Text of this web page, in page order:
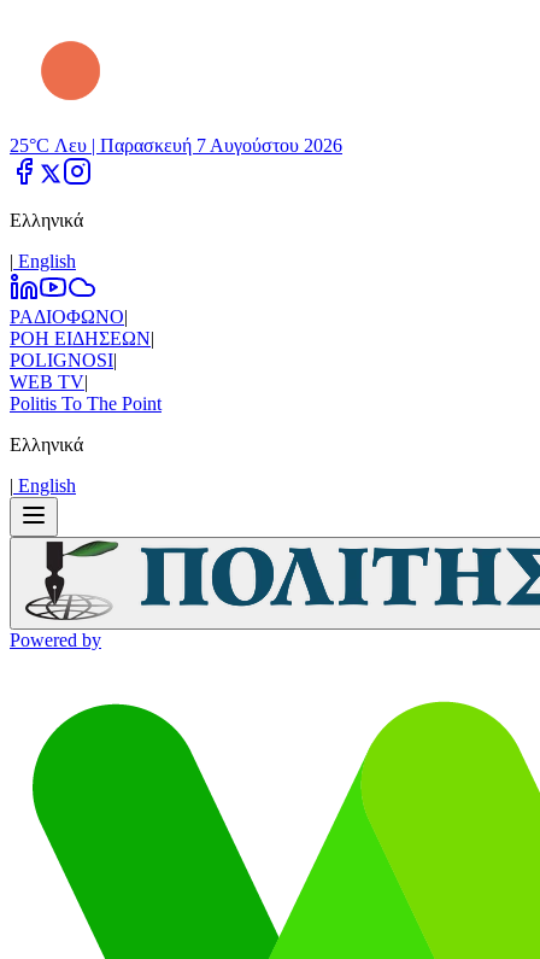
25°C Λευ | Παρασκευή 7 Αυγούστου 2026
Ελληνικά
| Εnglish
ΡΑΔΙΟΦΩΝΟ|
ΡΟΗ ΕΙΔΗΣΕΩΝ|
POLIGNOSI|
WEB TV|
Politis To The Point
Ελληνικά
| Εnglish
Powered by